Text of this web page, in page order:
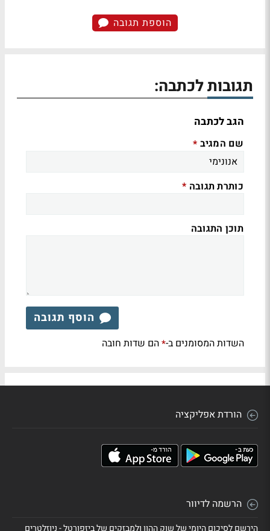
הוספת תגובה
תגובות לכתבה:
הגב לכתבה
שם המגיב *
כותרת תגובה *
תוכן התגובה
הוסף תגובה
השדות המסומנים ב-*הם שדות חובה
הורדת אפליקציה
הרשמה לדיוור
הירשם לסיכום היומי של שוק ההון ולמבזקים של ביזפורטל - ניוזלטרים